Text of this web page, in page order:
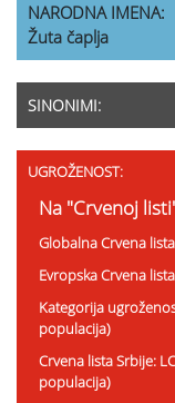
NARODNA IMENA:
Žuta čaplja
SINONIMI:
UGROŽENOST:
Na "Crvenoj
Globalna Crvena
Evropska Crvena
Kategorija
populacija)
Crvena lista Srbije:
populacija)